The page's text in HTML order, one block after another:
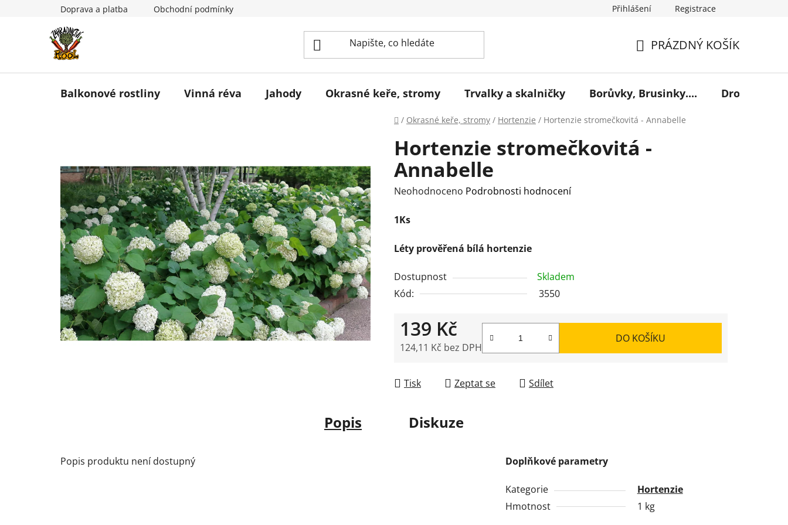
Doprava a platba Obchodní podmínky Přihlášení Registrace
KOŠÍK
PRÁZDNÝ KOŠÍK
Balkonové rostliny Vinná réva Jahody Okrasné keře, stromy Trvalky a skalničky Borůvky, Brusinky.... Drobné
Domů
/ Okrasné keře, stromy / Hortenzie / Hortenzie stromečkovitá - Annabelle
Hortenzie stromečkovitá -
Annabelle
Průměrné
produktu
0,0
hvězdiček.
Neohodnoceno Podrobnosti hodnocení
1Ks
Léty prověřená bílá hortenzie
Dostupnost
Skladem
Kód:
3550
139 Kč
124,11 Kč bez DPH
DO KOŠÍKU
Tisk Zeptat se Sdílet
Popis Diskuze
Popis produktu není dostupný Doplňkové parametry
Kategorie
Hortenzie
Hmotnost
1 kg